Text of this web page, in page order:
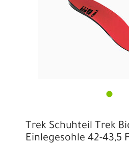
Trek Schuhteil Trek
Einlegesohle 42-43,5